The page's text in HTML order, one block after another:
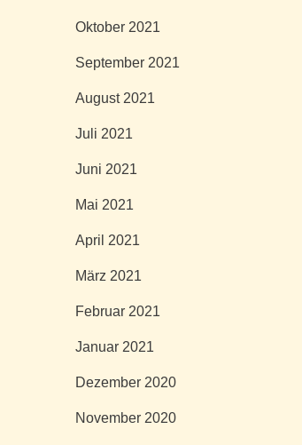
Oktober 2021
September 2021
August 2021
Juli 2021
Juni 2021
Mai 2021
April 2021
März 2021
Februar 2021
Januar 2021
Dezember 2020
November 2020